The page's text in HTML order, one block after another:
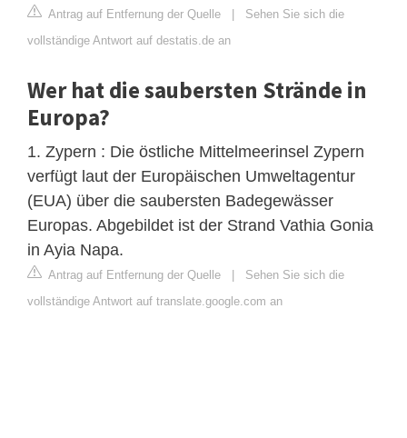
Antrag auf Entfernung der Quelle
Sehen Sie sich die
vollständige Antwort auf destatis.de an
Wer hat die saubersten Strände in
Europa?
1. Zypern : Die östliche Mittelmeerinsel Zypern
verfügt laut der Europäischen Umweltagentur
(EUA) über die saubersten Badegewässer
Europas. Abgebildet ist der Strand Vathia Gonia
in Ayia Napa.
Antrag auf Entfernung der Quelle
Sehen Sie sich die
vollständige Antwort auf translate.google.com an